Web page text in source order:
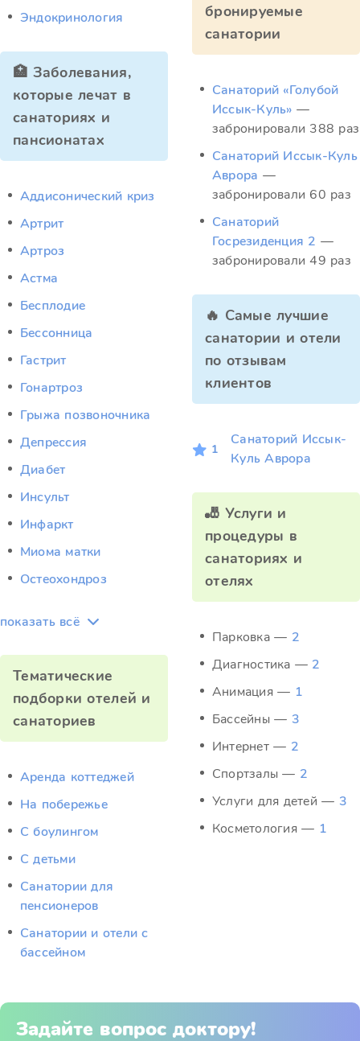
Эндокринология
🏥 Заболевания,
которые лечат в
санаториях и
пансионатах
Аддисонический криз
Артрит
Артроз
Астма
Бесплодие
Бессонница
Гастрит
Гонартроз
Грыжа позвоночника
Депрессия
Диабет
Инсульт
Инфаркт
Миома матки
Остеохондроз
показать всё
Тематические
подборки отелей и
санаториев
Аренда коттеджей
На побережье
С боулингом
С детьми
Санатории для
пенсионеров
Санатории и отели с
бассейном
бронируемые
санатории
Санаторий «Голубой
Иссык-Куль» —
забронировали 388 раз
Санаторий Иссык-Куль
Аврора —
забронировали 60 раз
Санаторий
Госрезиденция 2 —
забронировали 49 раз
🔥 Самые лучшие
санатории и отели
по отзывам
клиентов
1
Санаторий Иссык-
Куль Аврора
🎳 Услуги и
процедуры в
санаториях и
отелях
Парковка — 2
Диагностика — 2
Анимация — 1
Бассейны — 3
Интернет — 2
Спортзалы — 2
Услуги для детей — 3
Косметология — 1
Задайте вопрос доктору!